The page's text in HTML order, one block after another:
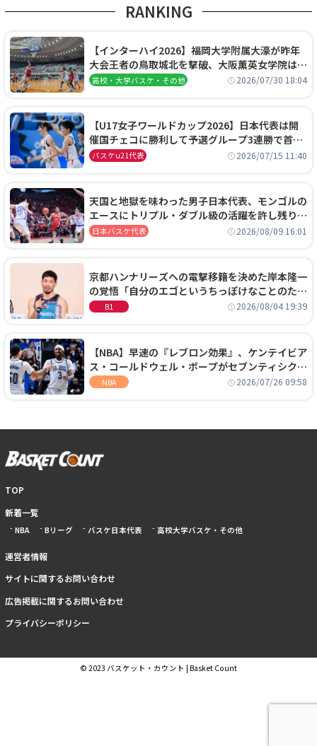
RANKING
【インターハイ2026】福岡大学附属大濠が昨年
大会王者の鳥取城北を撃破、大阪薫英女学院は岐
阜女子に完勝、大会3日目試合結果
高校・大学バスケ・その他 2026/07/30 18:04
【U17女子ワールドカップ2026】日本代表は開
催国チェコに勝利して予選グループ3連勝で首位
通過！準々決勝の相手はエジプトに決定
バスケu21代表 2026/07/15 11:40
天国と地獄を味わった男子日本代表、モンゴルの
エースにトリプル・ダブル級の活躍を許し残り
0.4秒に失点する悔しい敗戦
日本バスケ代表 2026/08/09 16:01
京都ハンナリーズへの電撃移籍を決めた岸本隆一
の覚悟「自分のエゴというちっぽけなことのため
に、京都に来たわけではない」
B1 2026/08/04 19:39
【NBA】早速の『レブロン効果』、ケンテイビア
ス・コールドウェル・ポープがセブンティシクサ
ーズに1年契約で加入
NBA 2026/07/26 09:58
TOP
新着一覧
NBA Bリーグ バスケ日本代表 高校大学バスケ・その他
運営者情報
サイトに関するお問い合わせ
広告掲載に関するお問い合わせ
プライバシーポリシー
© 2023 バスケット・カウント | Basket Count